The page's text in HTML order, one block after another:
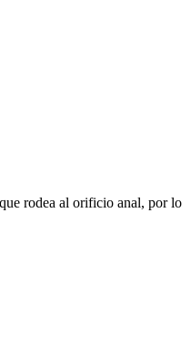
rodea al orificio anal, por lo